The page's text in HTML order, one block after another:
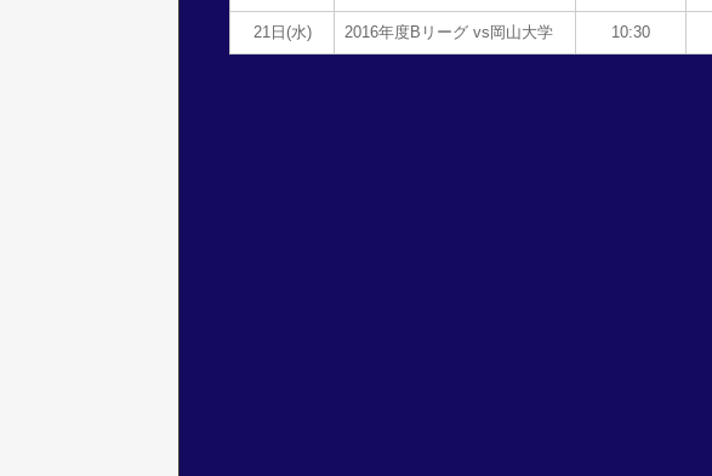
21日(水) 2016年度Bリーグ vs岡山大学 10:30